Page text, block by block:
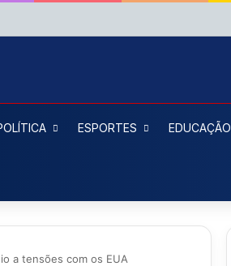
ESPORTES EDUCAÇÃO
a tensões com os EUA